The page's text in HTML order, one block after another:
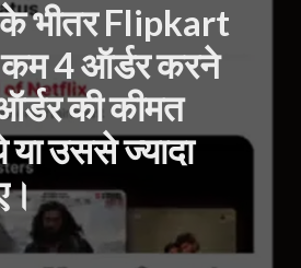
भीतर Flipkart
4 ऑर्डर करने
की कीमत
उससे ज्यादा